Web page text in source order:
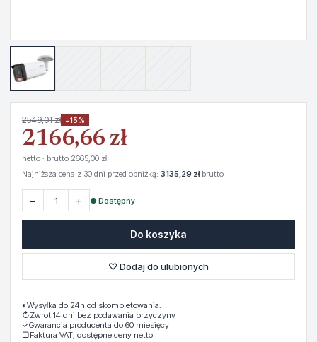
2549,01 zł −15%
2166,66 zł
netto · brutto 2665,00 zł
Najniższa cena z 30 dni przed obniżką: 3135,29 złbrutto
− + ● Dostępny
Do koszyka
♡ Dodaj do ulubionych
◐ Wysyłka do 24h od skompletowania.
↻Zwrot 14 dni bez podawania przyczyny
✓Gwarancja producenta do 60 miesięcy
▢Faktura VAT, dostępne ceny netto